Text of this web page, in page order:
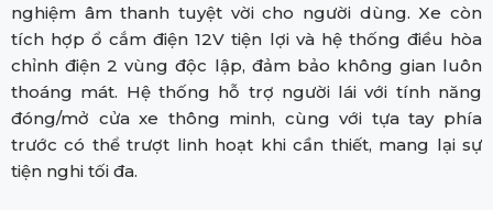
nghiệm âm thanh tuyệt vời cho người dùng. Xe còn
tích hợp ổ cắm điện 12V tiện lợi và hệ thống điều hòa
chỉnh điện 2 vùng độc lập, đảm bảo không gian luôn
thoáng mát. Hệ thống hỗ trợ người lái với tính năng
đóng/mở cửa xe thông minh, cùng với tựa tay phía
trước có thể trượt linh hoạt khi cần thiết, mang lại sự
tiện nghi tối đa.